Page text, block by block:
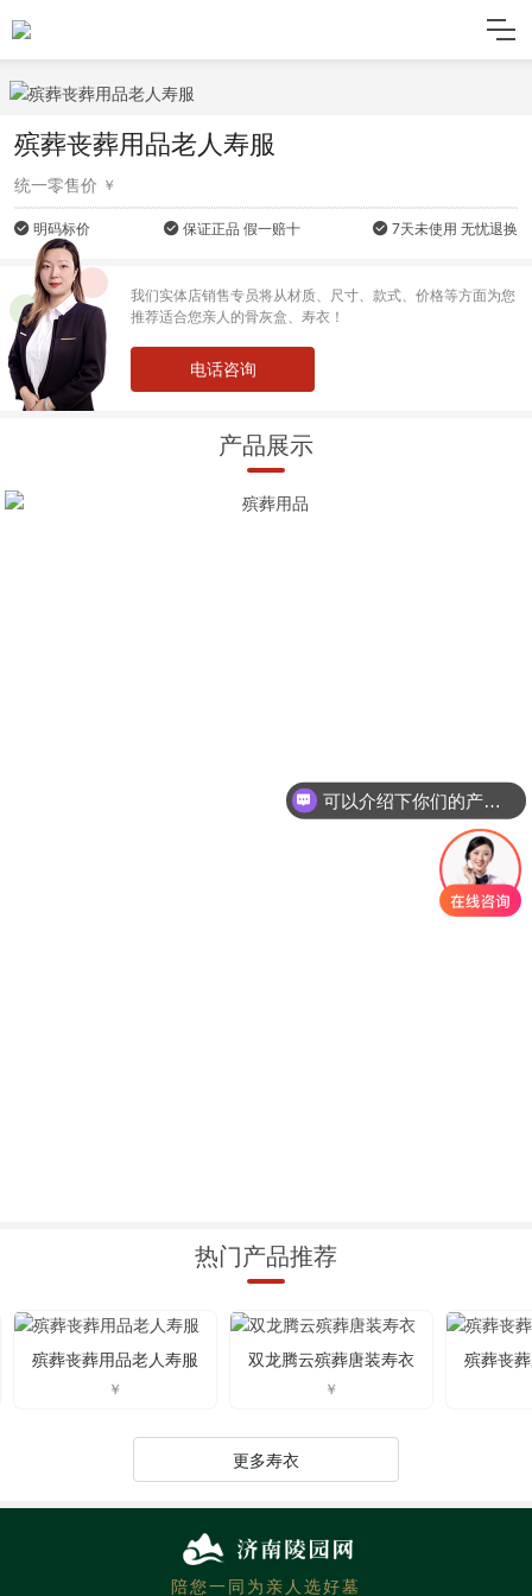
殡葬丧葬用品老人寿服
统一零售价
明码标价 保证正品 假一赔十 7天未使用 无忧退换
我们实体店销售专员将从材质、尺寸、款式、价格等方面为您
推荐适合您亲人的骨灰盒、寿衣！
电话咨询
产品展示
热门产品推荐
殡葬丧葬用品老人寿服 双龙腾云殡葬唐装寿衣 殡葬丧
更多寿衣
陪您一同为亲人选好墓
可以介绍下你们的产品么